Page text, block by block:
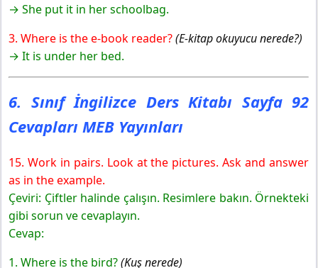
→ She put it in her schoolbag.
3. Where is the e-book reader?(E-kitap okuyucu nerede?)
→ It is under her bed.
6. Sınıf İngilizce Ders Kitabı Sayfa 92
Cevapları MEB Yayınları
15. Work in pairs. Look at the pictures. Ask and answer
as in the example.
Çeviri: Çiftler halinde çalışın. Resimlere bakın. Örnekteki
gibi sorun ve cevaplayın.
Cevap:
1. Where is the bird?(Kuş nerede)